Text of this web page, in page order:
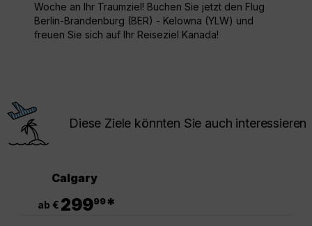
Woche an Ihr Traumziel! Buchen Sie jetzt den Flug
Berlin-Brandenburg (BER) - Kelowna (YLW) und
freuen Sie sich auf Ihr Reiseziel Kanada!
Diese Ziele könnten Sie auch interessieren
Calgary
ab € 29999*